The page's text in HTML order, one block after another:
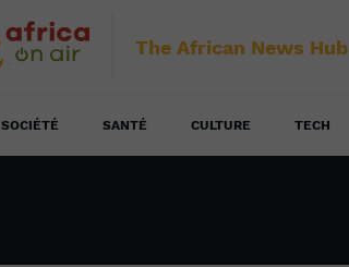
The African News Hub
SOCIÉTÉ SANTÉ CULTURE TECH